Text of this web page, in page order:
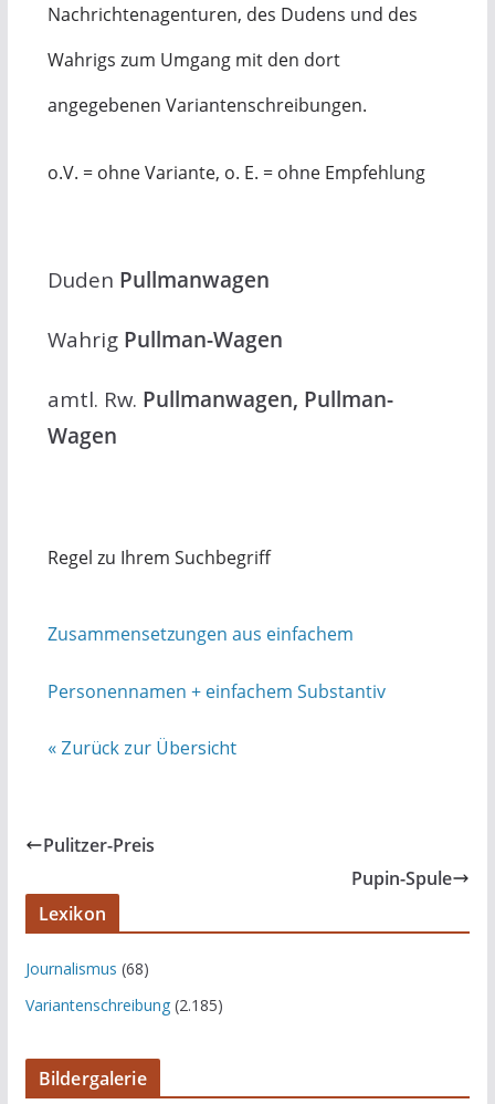
Nachrichtenagenturen, des Dudens und des
Wahrigs zum Umgang mit den dort
angegebenen Variantenschreibungen.
o.V. = ohne Variante, o. E. = ohne Empfehlung
Duden Pullmanwagen
Wahrig Pullman-Wagen
amtl. Rw. Pullmanwagen, Pullman-
Wagen
Regel zu Ihrem Suchbegriff
Zusammensetzungen aus einfachem
Personennamen + einfachem Substantiv
« Zurück zur Übersicht
Pulitzer-Preis
Pupin-Spule
Lexikon
Journalismus (68)
Variantenschreibung(2.185)
Bildergalerie